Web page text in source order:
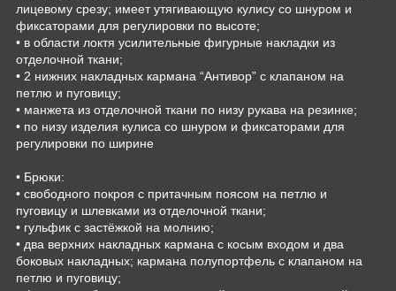
лицевому срезу; имеет утягивающую кулису со шнуром и
фиксаторами для регулировки по высоте;
• в области локтя усилительные фигурные накладки из
отделочной ткани;
• 2 нижних накладных кармана “Антивор” с клапаном на
петлю и пуговицу;
• манжета из отделочной ткани по низу рукава на резинке;
• по низу изделия кулиса со шнуром и фиксаторами для
регулировки по ширине
• Брюки:
• свободного покроя с притачным поясом на петлю и
пуговицу и шлевками из отделочной ткани;
• гульфик с застёжкой на молнию;
• два верхних накладных кармана с косым входом и два
боковых накладных; кармана полупортфель с клапаном на
петлю и пуговицу;